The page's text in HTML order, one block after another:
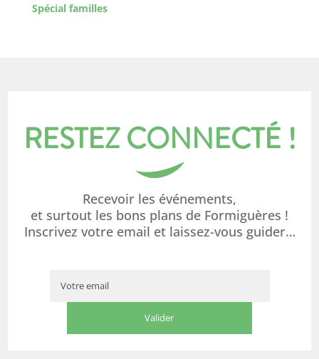
Spécial familles
RESTEZ CONNECTÉ !
Recevoir les événements,
et surtout les bons plans de Formiguères !
Inscrivez votre email et laissez-vous guider…